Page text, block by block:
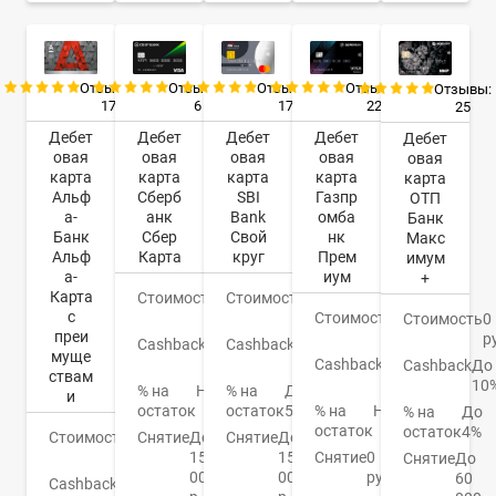
Отзывы:
17
Дебет
овая
карта
Альф
а-
Банк
Альф
а-
Карта
с
преи
муще
ствам
и
Стоимость
Cashback
Отзывы:
6
Дебет
овая
карта
Сберб
анк
Сбер
Карта
Стоимость
Cashback
До
% на
остаток
Нет
СнятиеДо
150
000
Отзывы:
17
Дебет
овая
карта
SBI
Bank
Свой
круг
Стоимость0
руб.
Cashback
10%
% на
остаток
До
5,5%
СнятиеДо
150
000
Отзывы:
22
Дебет
овая
карта
Газпр
омба
нк
Прем
иум
Стоимость
Cashback
До
% на
остаток
Нет
Снятие0
руб.
Отзывы:
25
Дебет
овая
карта
ОТП
Банк
Макс
имум
+
Стоимость0
CashbackДо
% на
остаток
До
4%
СнятиеДо
60